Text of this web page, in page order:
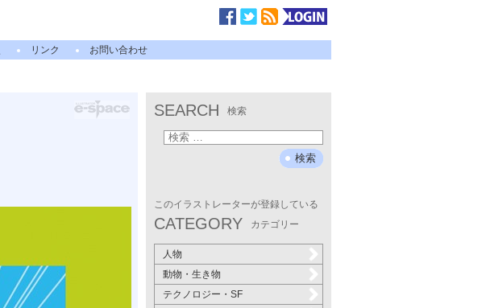
リンク お問い合わせ
SEARCH 検索
このイラストレーターが登録している
CATEGORY カテゴリー
人物
動物・生き物
テクノロジー・SF